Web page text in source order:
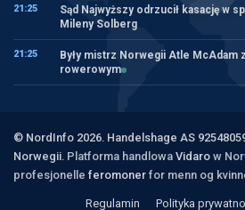
21:25
Sąd Najwyższy odrzucił kasację w
Mileny Solberg
21:25
Były mistrz Norwegii Atle McAdam
rowerowym
© NordInfo 2026. Handelshage AS
Norwegii. Platforma handlowa Vidaro w
profesjonelle feromoner for menn og
Regulamin Polityka